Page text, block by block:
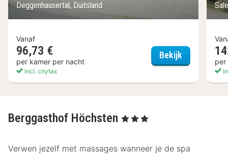
Deggenhausertal, Duitsland
Vanaf
96,73 €
per kamer per nacht
incl. citytax
Bekijk Hotel
per
Berggasthof Höchsten , 3 Sterren
Verwen jezelf met massages wanneer je de spa